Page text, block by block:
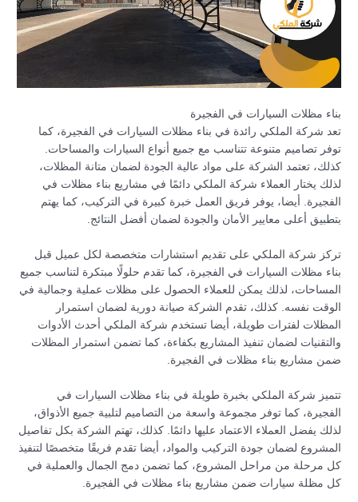
بناء مظلات السيارات في الفجيرة
تعد شركة الملكي رائدة في بناء مظلات السيارات في الفجيرة، كما
توفر تصاميم متنوعة تتناسب مع جميع أنواع السيارات والمساحات.
كذلك، تعتمد الشركة على مواد عالية الجودة لضمان متانة المظلات،
لذلك يختار العملاء شركة الملكي دائمًا في مشاريع بناء مظلات في
الفجيرة. أيضا، يوفر فريق العمل خبرة كبيرة في التركيب، كما يهتم
بتطبيق أعلى معايير الأمان والجودة لضمان أفضل النتائج.
تركز شركة الملكي على تقديم استشارات متخصصة لكل عميل قبل
بناء مظلات السيارات في الفجيرة، كما تقدم حلولًا مبتكرة لتناسب جميع
المساحات، لذلك يمكن للعملاء الحصول على مظلات عملية وجمالية في
الوقت نفسه. كذلك، تقدم الشركة صيانة دورية لضمان استمرار
المظلات لفترات طويلة، أيضا تستخدم شركة الملكي أحدث الأدوات
والتقنيات لضمان تنفيذ المشاريع بكفاءة، كما تضمن استمرار المظلات
ضمن مشاريع بناء مظلات في الفجيرة.
تتميز شركة الملكي بخبرة طويلة في بناء مظلات السيارات في
الفجيرة، كما توفر مجموعة واسعة من التصاميم لتلبية جميع الأذواق،
لذلك يفضل العملاء الاعتماد عليها دائمًا. كذلك، تهتم الشركة بكل تفاصيل
المشروع لضمان جودة التركيب والمواد، أيضا تقدم فريقًا متخصصًا لتنفيذ
كل مرحلة من مراحل المشروع، كما تضمن دمج الجمال والعملية في
كل مظلة سيارات ضمن مشاريع بناء مظلات في الفجيرة.